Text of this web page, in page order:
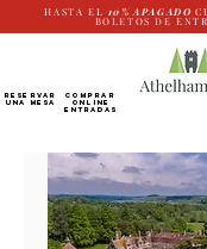
HASTA EL 10% APAGADO
BOLETOS DE
RESERVAR
UNA MESA
Comprar
ONLINE
Entradas